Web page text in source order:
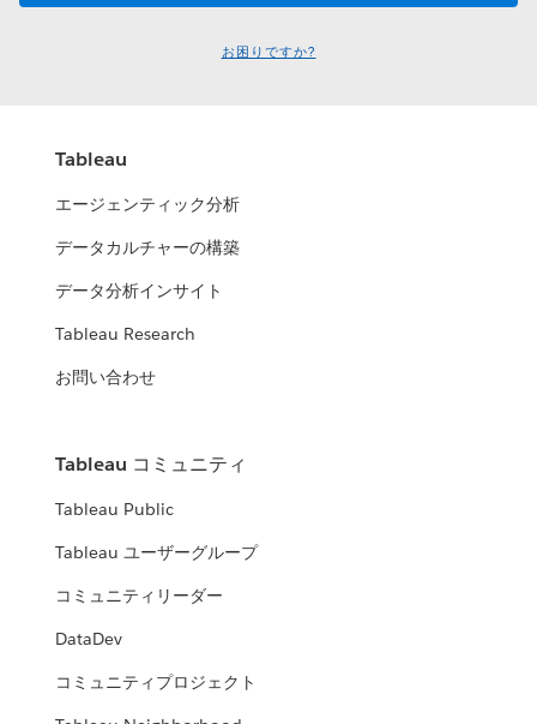
お困りですか?
Tableau
エージェンティック分析
データカルチャーの構築
データ分析インサイト
Tableau Research
お問い合わせ
Tableau コミュニティ
Tableau Public
Tableau ユーザーグループ
コミュニティリーダー
DataDev
コミュニティプロジェクト